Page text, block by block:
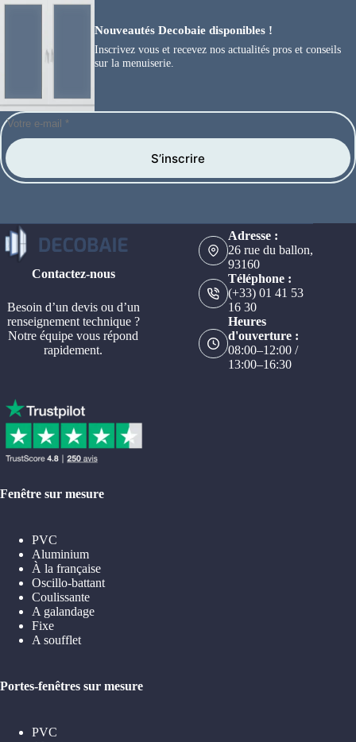
Nouveautés Decobaie disponibles !
Inscrivez vous et recevez nos actualités pros et conseils
sur la menuiserie.
S’inscrire
Contactez-nous
Besoin d’un devis ou d’un
renseignement technique ?
Notre équipe vous répond
rapidement.
Adresse :
26 rue du ballon,
93160
Téléphone :
(+33) 01 41 53
16 30
Heures
d'ouverture :
08:00–12:00 /
13:00–16:30
Fenêtre sur mesure
PVC
Aluminium
À la française
Oscillo-battant
Coulissante
A galandage
Fixe
A soufflet
Portes-fenêtres sur mesure
PVC